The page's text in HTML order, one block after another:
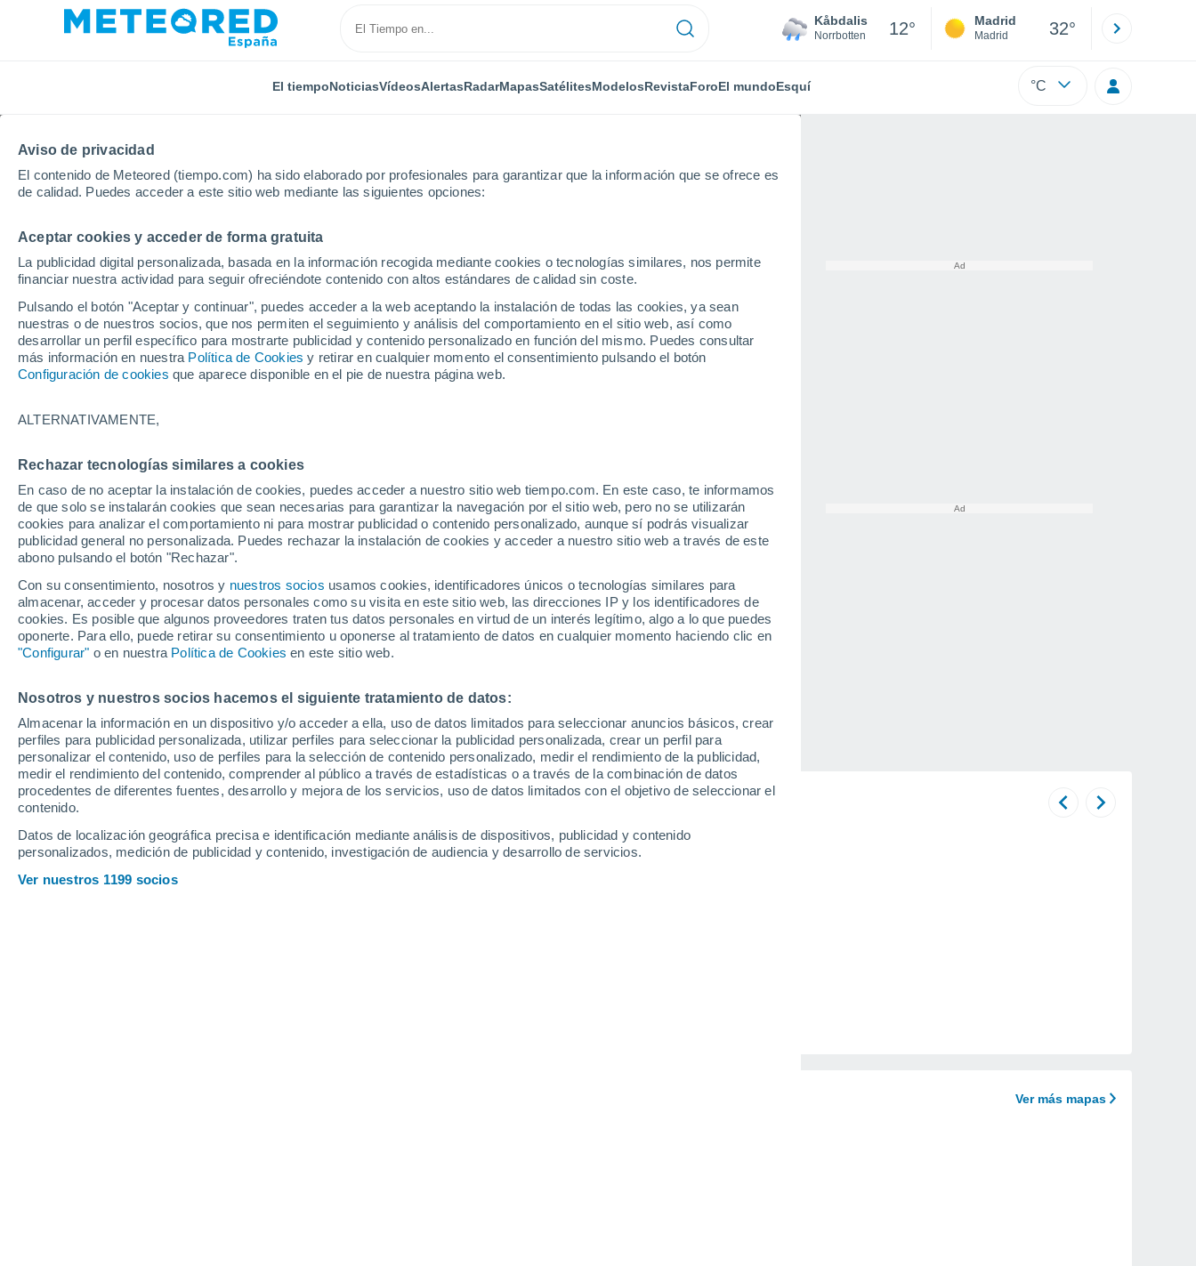
Aviso de privacidad
El contenido de Meteored (tiempo.com) ha sido elaborado por profesionales para garantizar que la información que se ofrece es
de calidad. Puedes acceder a este sitio web mediante las siguientes opciones:
Aceptar cookies y acceder de forma gratuita
La publicidad digital personalizada, basada en la información recogida mediante cookies o tecnologías similares, nos permite
financiar nuestra actividad para seguir ofreciéndote contenido con altos estándares de calidad sin coste.
Pulsando el botón "Aceptar y continuar", puedes acceder a la web aceptando la instalación de todas las cookies, ya sean
nuestras o de nuestros socios, que nos permiten el seguimiento y análisis del comportamiento en el sitio web, así como
desarrollar un perfil específico para mostrarte publicidad y contenido personalizado en función del mismo. Puedes consultar
más información en nuestra Política de Cookies y retirar en cualquier momento el consentimiento pulsando el botón
Configuración de cookies que aparece disponible en el pie de nuestra página web.
ALTERNATIVAMENTE,
Rechazar tecnologías similares a cookies
En caso de no aceptar la instalación de cookies, puedes acceder a nuestro sitio web tiempo.com. En este caso, te informamos
de que solo se instalarán cookies que sean necesarias para garantizar la navegación por el sitio web, pero no se utilizarán
cookies para analizar el comportamiento ni para mostrar publicidad o contenido personalizado, aunque sí podrás visualizar
publicidad general no personalizada. Puedes rechazar la instalación de cookies y acceder a nuestro sitio web a través de este
abono pulsando el botón "Rechazar".
Con su consentimiento, nosotros y nuestros socios usamos cookies, identificadores únicos o tecnologías similares para
almacenar, acceder y procesar datos personales como su visita en este sitio web, las direcciones IP y los identificadores de
cookies. Es posible que algunos proveedores traten tus datos personales en virtud de un interés legítimo, algo a lo que puedes
oponerte. Para ello, puede retirar su consentimiento u oponerse al tratamiento de datos en cualquier momento haciendo clic en
"Configurar" o en nuestra Política de Cookies en este sitio web.
Nosotros y nuestros socios hacemos el siguiente tratamiento de datos:
Almacenar la información en un dispositivo y/o acceder a ella, uso de datos limitados para seleccionar anuncios básicos, crear
perfiles para publicidad personalizada, utilizar perfiles para seleccionar la publicidad personalizada, crear un perfil para
personalizar el contenido, uso de perfiles para la selección de contenido personalizado, medir el rendimiento de la publicidad,
medir el rendimiento del contenido, comprender al público a través de estadísticas o a través de la combinación de datos
procedentes de diferentes fuentes, desarrollo y mejora de los servicios, uso de datos limitados con el objetivo de seleccionar el
contenido.
Datos de localización geográfica precisa e identificación mediante análisis de dispositivos, publicidad y contenido
personalizados, medición de publicidad y contenido, investigación de audiencia y desarrollo de servicios.
Ver nuestros 1199 socios
Kåbdalis
Norrbotten 12° Madrid
Madrid 32°
El tiempoNoticiasVídeosAlertasRadarMapasSatélitesModelosRevistaForoEl mundoEsquí °C
Inicio Suecia Norrbotten Kåbdalis
Kåbdalis
17/10/2026
Hoy
6 Ago
Mañana
7 Ago
Sábado
8 Ago
Parte de nieve hoy
Pistas por dificultad 2 2 3 2
Kilómetros esquiables -
Remontes - / 4
Espesor de nieve en la base
Espesor de nieve en la parte superior -
Webcams en Kåbdalis
Ver más mapas